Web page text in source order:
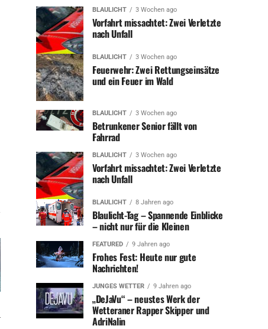
BLAULICHT 3 Wochen ago
Vorfahrt missachtet: Zwei Verletzte
nach Unfall
BLAULICHT 3 Wochen ago
Feuerwehr: Zwei Rettungseinsätze
und ein Feuer im Wald
BLAULICHT 3 Wochen ago
Betrunkener Senior fällt von
Fahrrad
BLAULICHT 3 Wochen ago
Vorfahrt missachtet: Zwei Verletzte
nach Unfall
BLAULICHT 8 Jahren ago
Blaulicht-Tag – Spannende Einblicke
– nicht nur für die Kleinen
FEATURED 9 Jahren ago
Frohes Fest: Heute nur gute
Nachrichten!
JUNGES WETTER 9 Jahren ago
„DeJaVu“ – neustes Werk der
Wetteraner Rapper Skipper und
AdriNalin